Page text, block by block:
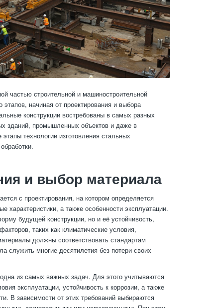
частью строительной и машиностроительной
начиная от проектирования и выбора
конструкции востребованы в самых разных
зданий, промышленных объектов и даже в
технологии изготовления стальных
и выбор материала
с проектирования, на котором определяется
характеристики, а также особенности эксплуатации.
будущей конструкции, но и её устойчивость,
таких как климатические условия,
должны соответствовать стандартам
служить многие десятилетия без потери своих
из самых важных задач. Для этого учитываются
эксплуатации, устойчивость к коррозии, а также
В зависимости от этих требований выбираются